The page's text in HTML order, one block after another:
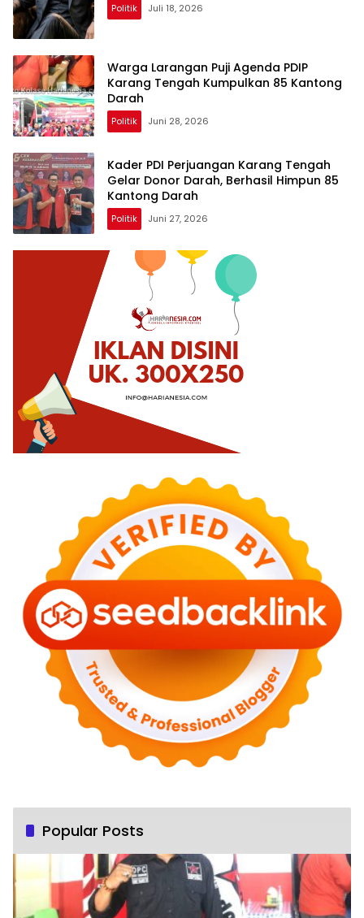
Politik Juli 18, 2026
Warga Larangan Puji Agenda PDIP
Karang Tengah Kumpulkan 85 Kantong
Darah
Politik Juni 28, 2026
Kader PDI Perjuangan Karang Tengah
Gelar Donor Darah, Berhasil Himpun 85
Kantong Darah
Politik Juni 27, 2026
Popular Posts